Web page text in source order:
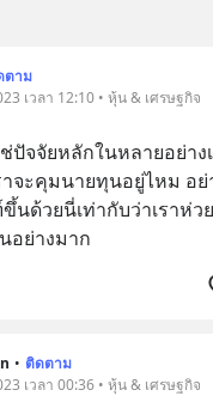
ตาม
เวลา 12:10 • หุ้น & เศรษฐกิจ
ปัจจัยหลักในหลายอย่าง
จะคุมนายทุนอยู่ไหม อ
ด้วยนี่เท่ากับว่าเราห่วย
อย่างมาก
• ติดตาม
เวลา 00:36 • หุ้น & เศรษฐกิจ